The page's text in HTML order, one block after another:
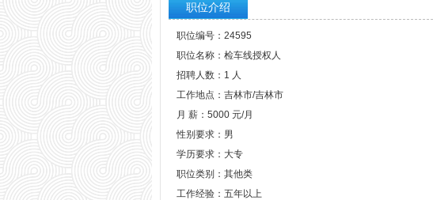
职位介绍
职位编号：24595
职位名称：检车线授权人
招聘人数：1 人
工作地点：吉林市/吉林市
月 薪：5000 元/月
性别要求：男
学历要求：大专
职位类别：其他类
工作经验：五年以上